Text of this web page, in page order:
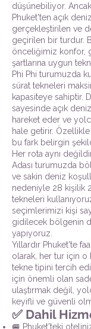
düşünebiliyor. Ancak
Phuket'ten açık
gerçekleştirilen ve
geçirilen bir turdur.
önceliğimiz konfor,
şartlarına uygun
Phi Phi turumuzda
sürat tekneleri
kapasiteye sahiptir.
sayesinde açık
hareket eder ve
hale getirir.
bu fark belirgin
Her rota aynı
Adası turumuzda
ve sakin deniz
nedeniyle 28 kişilik
tekneleri
seçimlerimizi kişi
gidilecek bölgenin
yapıyoruz.
Yıllardır Phuket'te
olarak, her tur için
tekne tipini tercih
için önemli olan
ulaştırmak değil,
keyifli ve güvenli
✅ Dahil
🚐 Phuket'teki